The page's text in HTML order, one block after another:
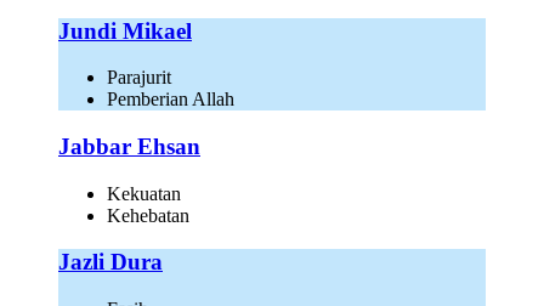
Jundi Mikael
Parajurit
Pemberian Allah
Jabbar Ehsan
Kekuatan
Kehebatan
Jazli Dura